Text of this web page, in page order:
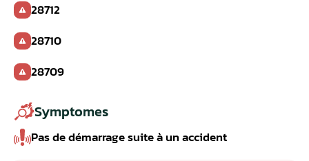
28712
28710
28709
Symptomes
Pas de démarrage suite à un accident